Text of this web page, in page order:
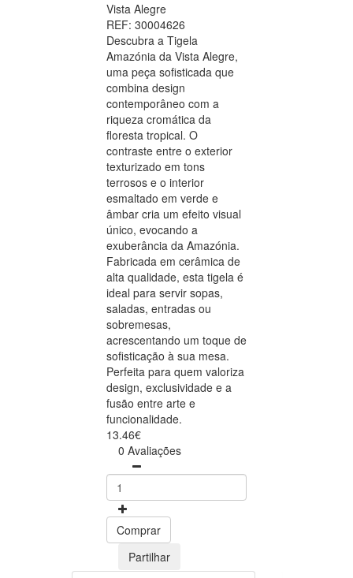
Vista Alegre
REF: 30004626
Descubra a Tigela
Amazónia da Vista Alegre,
uma peça sofisticada que
combina design
contemporâneo com a
riqueza cromática da
floresta tropical. O
contraste entre o exterior
texturizado em tons
terrosos e o interior
esmaltado em verde e
âmbar cria um efeito visual
único, evocando a
exuberância da Amazónia.
Fabricada em cerâmica de
alta qualidade, esta tigela é
ideal para servir sopas,
saladas, entradas ou
sobremesas,
acrescentando um toque de
sofisticação à sua mesa.
Perfeita para quem valoriza
design, exclusividade e a
fusão entre arte e
funcionalidade.
13.46€
0 Avaliações
Comprar
Partilhar